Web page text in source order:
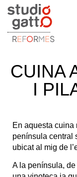
REFORMES
CUINA
I
En aquesta
península central
ubicat al mig de
A la península, de